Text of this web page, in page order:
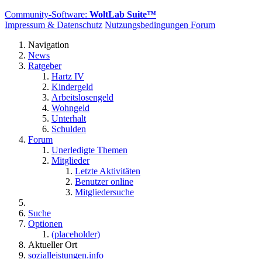
Community-Software: WoltLab Suite™
Impressum & Datenschutz Nutzungsbedingungen Forum
Navigation
News
Ratgeber
Hartz IV
Kindergeld
Arbeitslosengeld
Wohngeld
Unterhalt
Schulden
Forum
Unerledigte Themen
Mitglieder
Letzte Aktivitäten
Benutzer online
Mitgliedersuche
Suche
Optionen
(placeholder)
Aktueller Ort
sozialleistungen.info